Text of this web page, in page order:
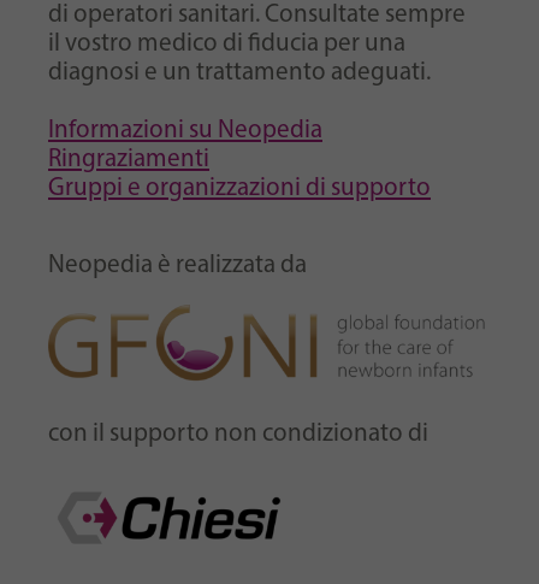
di operatori sanitari. Consultate sempre
il vostro medico di fiducia per una
diagnosi e un trattamento adeguati.
Informazioni su Neopedia
Ringraziamenti
Gruppi e organizzazioni di supporto
Neopedia è realizzata da
con il supporto non condizionato di